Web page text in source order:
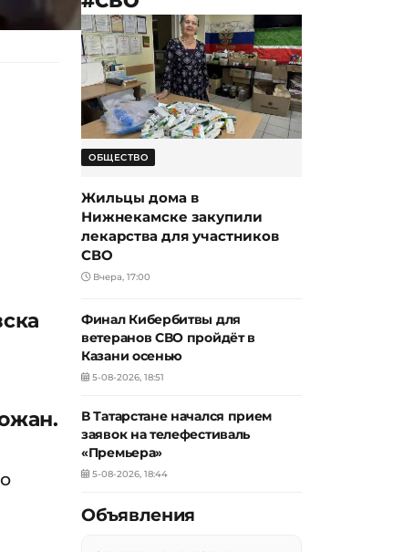
ОБЩЕСТВО
Жильцы дома в
Нижнекамске закупили
лекарства для участников
СВО
Вчера, 17:00
Финал Кибербитвы для
ветеранов СВО пройдёт в
Казани осенью
5-08-2026, 18:51
В Татарстане начался прием
заявок на телефестиваль
«Премьера»
5-08-2026, 18:44
Объявления